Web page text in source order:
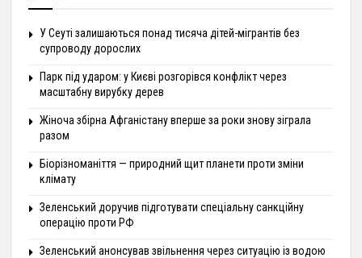
У Сеуті залишаються понад тисяча дітей-мігрантів без
супроводу дорослих
Парк під ударом: у Києві розгорівся конфлікт через
масштабну вирубку дерев
Жіноча збірна Афганістану вперше за роки знову зіграла
разом
Біорізноманіття — природний щит планети проти зміни
клімату
Зеленський доручив підготувати спеціальну санкційну
операцію проти РФ
Зеленський анонсував звільнення через ситуацію із водою